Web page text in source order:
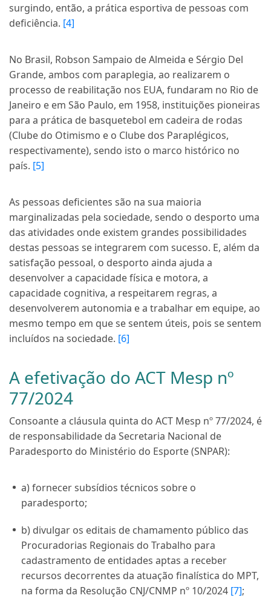
surgindo, então, a prática esportiva de pessoas com
deficiência. [4]
No Brasil, Robson Sampaio de Almeida e Sérgio Del
Grande, ambos com paraplegia, ao realizarem o
processo de reabilitação nos EUA, fundaram no Rio de
Janeiro e em São Paulo, em 1958, instituições pioneiras
para a prática de basquetebol em cadeira de rodas
(Clube do Otimismo e o Clube dos Paraplégicos,
respectivamente), sendo isto o marco histórico no
país. [5]
As pessoas deficientes são na sua maioria
marginalizadas pela sociedade, sendo o desporto uma
das atividades onde existem grandes possibilidades
destas pessoas se integrarem com sucesso. E, além da
satisfação pessoal, o desporto ainda ajuda a
desenvolver a capacidade física e motora, a
capacidade cognitiva, a respeitarem regras, a
desenvolverem autonomia e a trabalhar em equipe, ao
mesmo tempo em que se sentem úteis, pois se sentem
incluídos na sociedade. [6]
A efetivação do ACT Mesp nº
77/2024
Consoante a cláusula quinta do ACT Mesp nº 77/2024, é
de responsabilidade da Secretaria Nacional de
Paradesporto do Ministério do Esporte (SNPAR):
a) fornecer subsídios técnicos sobre o
paradesporto;
b) divulgar os editais de chamamento público das
Procuradorias Regionais do Trabalho para
cadastramento de entidades aptas a receber
recursos decorrentes da atuação finalística do MPT,
na forma da Resolução CNJ/CNMP nº 10/2024 [7];